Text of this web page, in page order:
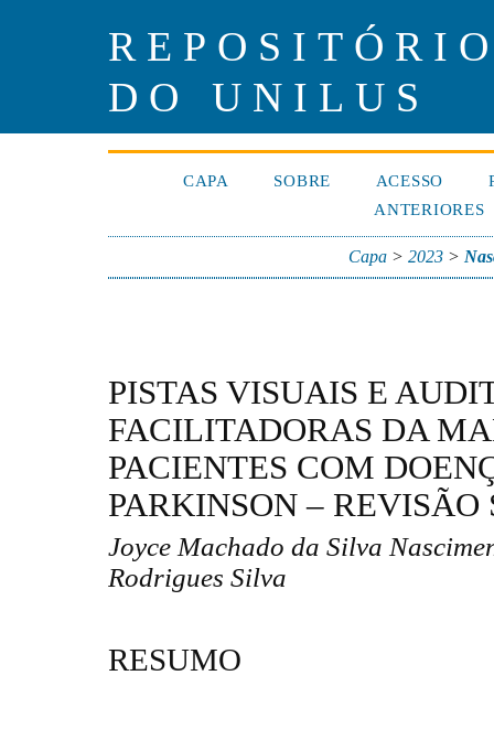
DO UNILUS
CAPA SOBRE ACESSO
ANTERIORES
Capa> 2023>
PISTAS VISUAIS E
FACILITADORAS DA
PACIENTES COM
PARKINSON –
Joyce Machado da Silva
Rodrigues Silva
RESUMO